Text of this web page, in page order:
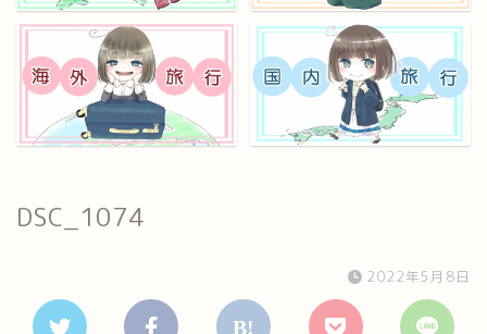
DSC_1074
2022年5月8日